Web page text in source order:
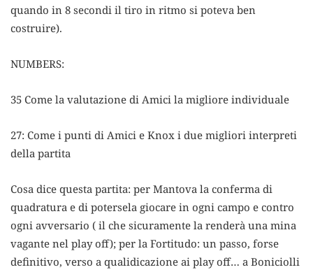
quando in 8 secondi il tiro in ritmo si poteva ben
costruire).
NUMBERS:
35 Come la valutazione di Amici la migliore individuale
27: Come i punti di Amici e Knox i due migliori interpreti
della partita
Cosa dice questa partita: per Mantova la conferma di
quadratura e di potersela giocare in ogni campo e contro
ogni avversario ( il che sicuramente la renderà una mina
vagante nel play off); per la Fortitudo: un passo, forse
definitivo, verso a qualidicazione ai play off… a Boniciolli